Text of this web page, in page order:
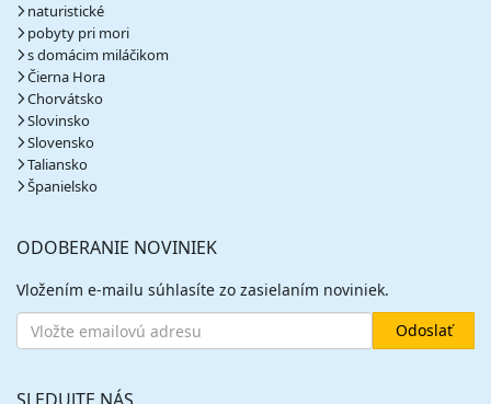
naturistické
pobyty pri mori
s domácim miláčikom
Čierna Hora
Chorvátsko
Slovinsko
Slovensko
Taliansko
Španielsko
ODOBERANIE NOVINIEK
Vložením e-mailu súhlasíte zo zasielaním noviniek.